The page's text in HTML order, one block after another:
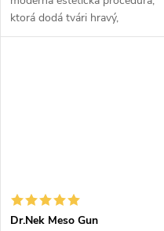
ktorá dodá tvári hravý,
prirodzený a mladistvý vzhľad v
Dr.Nek Meso Gun